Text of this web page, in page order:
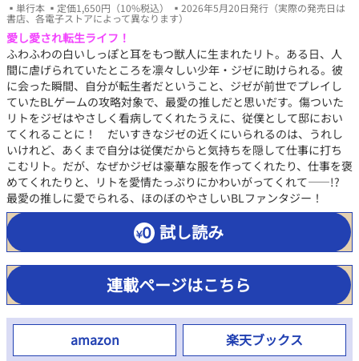
▪単行本 ▪定価1,650円（10%税込） ▪2026年5月20日発行（実際の発売日は
書店、各電子ストアによって異なります）
愛し愛され転生ライフ！
ふわふわの白いしっぽと耳をもつ獣人に生まれたリト。ある日、人
間に虐げられていたところを凛々しい少年・ジゼに助けられる。彼
に会った瞬間、自分が転生者だということ、ジゼが前世でプレイし
ていたBLゲームの攻略対象で、最愛の推しだと思いだす。傷ついた
リトをジゼはやさしく看病してくれたうえに、従僕として邸におい
てくれることに！ だいすきなジゼの近くにいられるのは、うれし
いけれど、あくまで自分は従僕だからと気持ちを隠して仕事に打ち
こむリト。だが、なぜかジゼは豪華な服を作ってくれたり、仕事を褒
めてくれたりと、リトを愛情たっぷりにかわいがってくれて――!?
最愛の推しに愛でられる、ほのぼのやさしいBLファンタジー！
試し読み
連載ページはこちら
amazon
楽天ブックス